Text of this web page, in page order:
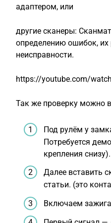
адаптером, или
другие сканеры:
определению ошибок,
неисправности.
https://youtube.com/
Так же проверку можно
Под рулём у
Потребуется
крепления снизу).
Далее вставить
статьи. (это
Включаем